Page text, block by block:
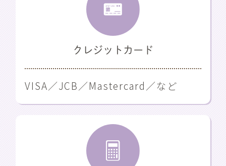
クレジットカード
VISA／JCB／Mastercard／など